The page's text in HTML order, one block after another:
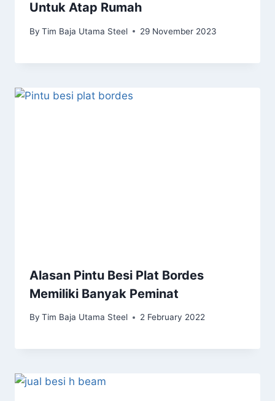
Untuk Atap Rumah
By Tim Baja Utama Steel 29 November 2023
Alasan Pintu Besi Plat Bordes
Memiliki Banyak Peminat
By Tim Baja Utama Steel 2 February 2022